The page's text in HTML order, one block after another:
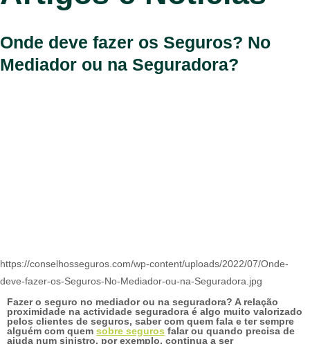
Onde deve fazer os Seguros? No
Mediador ou na Seguradora?
https://conselhosseguros.com/wp-content/uploads/2022/07/Onde-
deve-fazer-os-Seguros-No-Mediador-ou-na-Seguradora.jpg
Fazer o seguro no mediador ou na seguradora? A relação
proximidade na actividade seguradora é algo muito valorizado
pelos clientes de seguros, saber com quem fala e ter sempre
alguém com quem sobre seguros falar ou quando precisa de
ajuda num sinistro, por exemplo, continua a ser